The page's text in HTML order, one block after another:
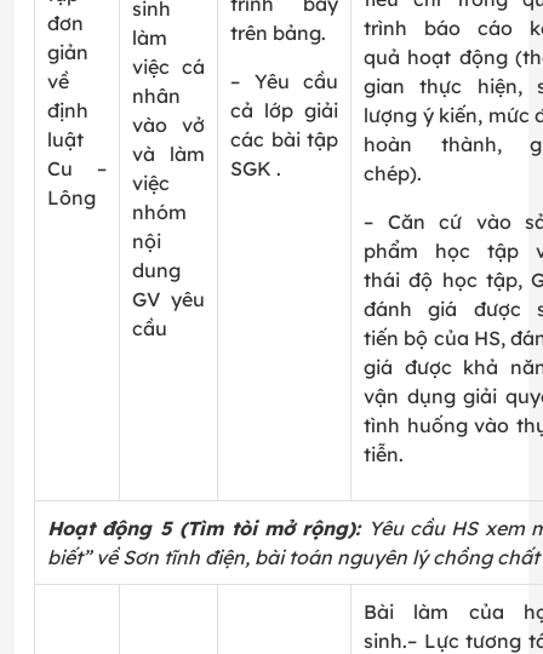
đơn
giản
về
định
luật
Cu –
Lông
sinh
làm
việc cá
nhân
vào vở
và làm
việc
nhóm
nội
dung
GV yêu
cầu
trên bảng.
– Yêu cầu
cả lớp giải
các bài tập
SGK .
trình báo cáo
quả hoạt động
gian thực hiện,
lượng ý kiến, mức
hoàn thành,
chép).
– Căn cứ vào
phẩm học tập
thái độ học tập,
đánh giá được
tiến bộ của HS,
giá được khả
vận dụng giải
tình huống vào
tiễn.
Hoạt động 5 (Tìm tòi mở rộng): Yêu cầu HS xem
biết” về Sơn tĩnh điện, bài toán nguyên lý chồng chất
Bài làm của
sinh.– Lực tương